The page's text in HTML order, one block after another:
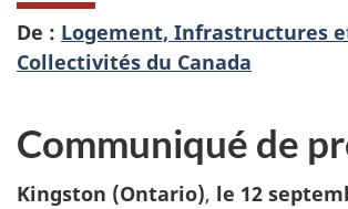
De : Logement, Infrastructures
Collectivités du Canada
Communiqué de
Kingston (Ontario), le 12